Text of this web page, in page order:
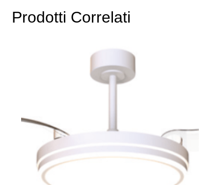
Prodotti Correlati